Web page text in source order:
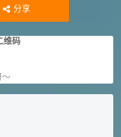
分享
维码
～